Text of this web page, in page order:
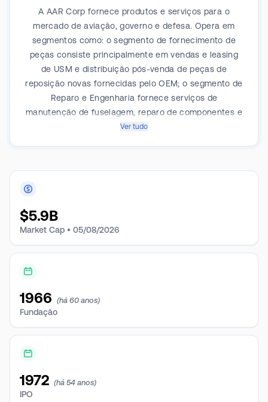
A AAR Corp fornece produtos e serviços para o
mercado de aviação, governo e defesa. Opera em
segmentos como: o segmento de fornecimento de
peças consiste principalmente em vendas e leasing
de USM e distribuição pós-venda de peças de
reposição novas fornecidas pelo OEM; o segmento de
Reparo e Engenharia fornece serviços de
manutenção de fuselagem, reparo de componentes e
revisão de trens de pouso; o segmento de Soluções
programas personalizados de logística de cadeia de
suprimentos em apoio ao Departamento de Defesa
o segmento de Serviços Expedicionários consiste em
produtos e serviços que apoiam a movimentação de
EUA e do exterior.
Ver tudo
$5.9B
Market Cap • 05/08/2026
1966 (há 60 anos)
Fundação
1972 (há 54 anos)
IPO